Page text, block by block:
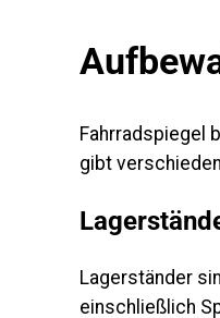
Fahrradspiegel
gibt
Lagerständer
einschließlich